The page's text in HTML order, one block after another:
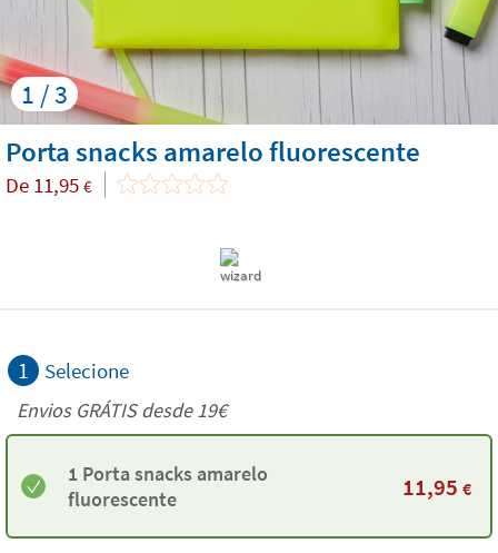
1 / 3
Porta snacks amarelo fluorescente
De 11,95 €
1 Selecione
Envios GRÁTIS desde 19€
1 Porta snacks amarelo
fluorescente
11,95 €